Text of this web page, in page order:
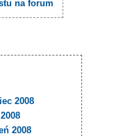
na forum
2008
2008